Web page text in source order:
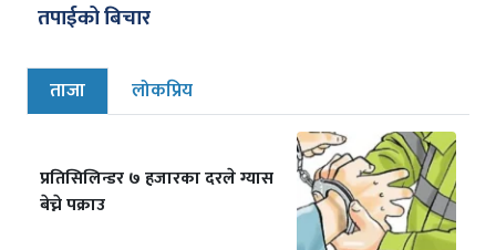
तपाईको बिचार
ताजा लोकप्रिय
प्रतिसिलिन्डर ७ हजारका दरले ग्यास
बेच्ने पक्राउ